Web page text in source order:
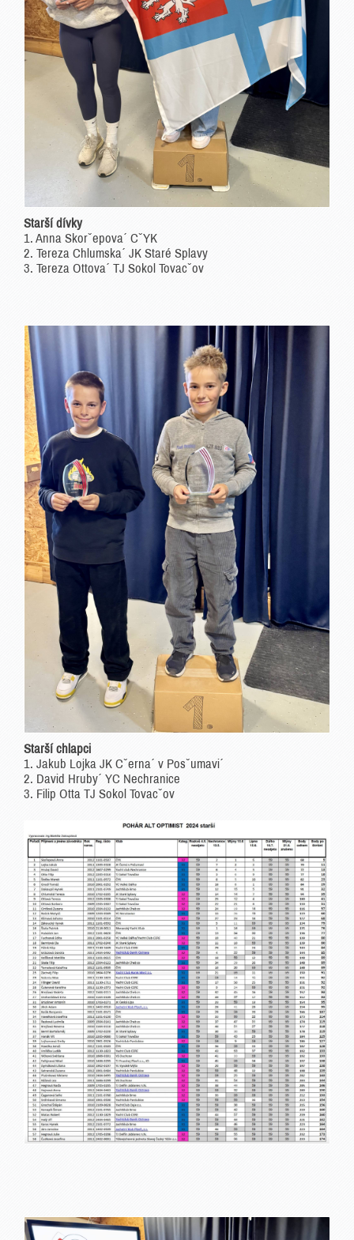
Starší dívky
1. Anna Skorˇepova´ CˇYK
2. Tereza Chlumska´ JK Staré Splavy
3. Tereza Ottova´ TJ Sokol Tovacˇov
Starší chlapci
1. Jakub Lojka JK Cˇerna´ v Posˇumavi´
2. David Hruby´ YC Nechranice
3. Filip Otta TJ Sokol Tovacˇov